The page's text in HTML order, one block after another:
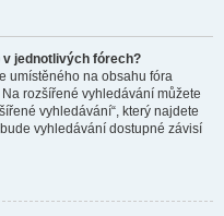
v jednotlivých fórech?
umístěného na obsahu fóra
rozšířené vyhledávání můžete
vyhledávání“, který najdete
vyhledávání dostupné závisí